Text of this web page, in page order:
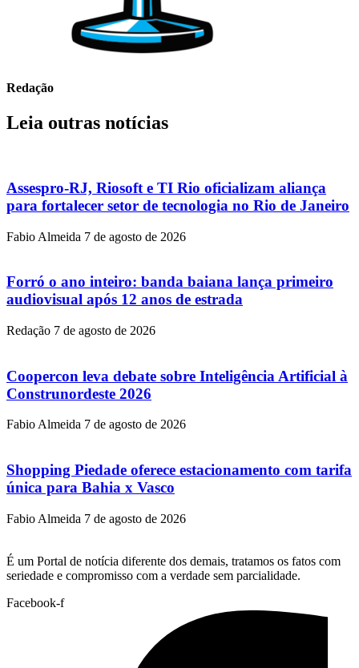
Redação
Leia outras notícias
Assespro-RJ, Riosoft e TI Rio oficializam aliança
para fortalecer setor de tecnologia no Rio de Janeiro
Fabio Almeida 7 de agosto de 2026
Forró o ano inteiro: banda baiana lança primeiro
audiovisual após 12 anos de estrada
Redação 7 de agosto de 2026
Coopercon leva debate sobre Inteligência Artificial à
Construnordeste 2026
Fabio Almeida 7 de agosto de 2026
Shopping Piedade oferece estacionamento com tarifa
única para Bahia x Vasco
Fabio Almeida 7 de agosto de 2026
É um Portal de notícia diferente dos demais, tratamos os fatos com
seriedade e compromisso com a verdade sem parcialidade.
Facebook-f